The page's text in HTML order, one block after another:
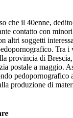
che il 40enne,
contatto con
altri soggetti
Tra i
provincia di
postale a maggio.
pedopornografico
produzione di